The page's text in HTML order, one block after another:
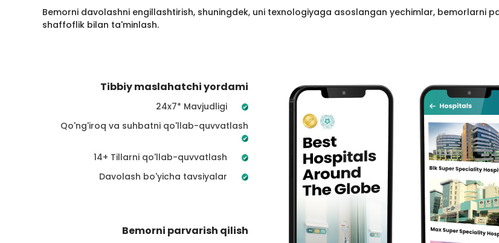
Bemorni davolashni engillashtirish, shuningdek, uni texnologiyaga asoslangan yechimlar, bemorlarni
shaffoflik bilan ta'minlash.
Tibbiy maslahatchi yordami
24x7* Mavjudligi
Qo'ng'iroq va suhbatni qo'llab-quvvatlash
14+ Tillarni qo'llab-quvvatlash
Davolash bo'yicha tavsiyalar
Bemorni parvarish qilish